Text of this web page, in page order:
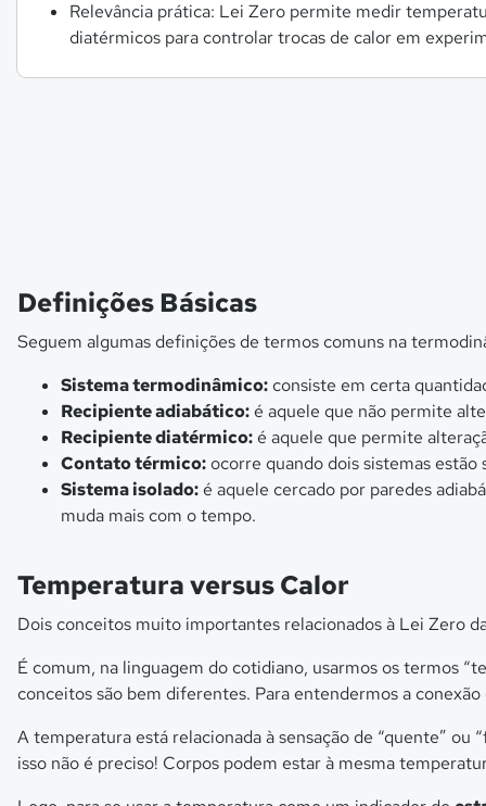
Relevância prática: Lei Zero permite medir
diatérmicos para controlar trocas de calor em
Definições Básicas
Seguem algumas definições de termos comuns na
Sistema termodinâmico: consiste em certa
Recipiente adiabático: é aquele que não permite
Recipiente diatérmico: é aquele que permite
Contato térmico:ocorre quando dois sistemas
Sistema isolado: é aquele cercado por paredes
muda mais com o tempo.
Temperatura versus Calor
Dois conceitos muito importantes relacionados à Lei Zero
É comum, na linguagem do cotidiano, usarmos os termos
conceitos são bem diferentes. Para entendermos a
A temperatura está relacionada à sensação de “quente”
isso não é preciso! Corpos podem estar à mesma